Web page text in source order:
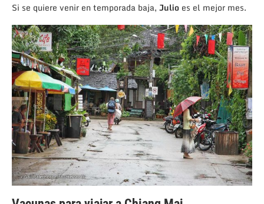
Si se quiere venir en temporada baja, Julio es el mejor mes.